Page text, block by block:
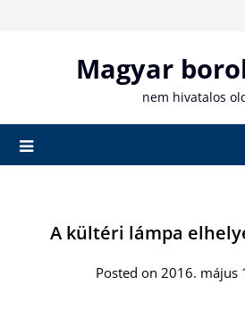
Magyar
nem hivatalos
A kültéri lámpa
Posted on 2016. május